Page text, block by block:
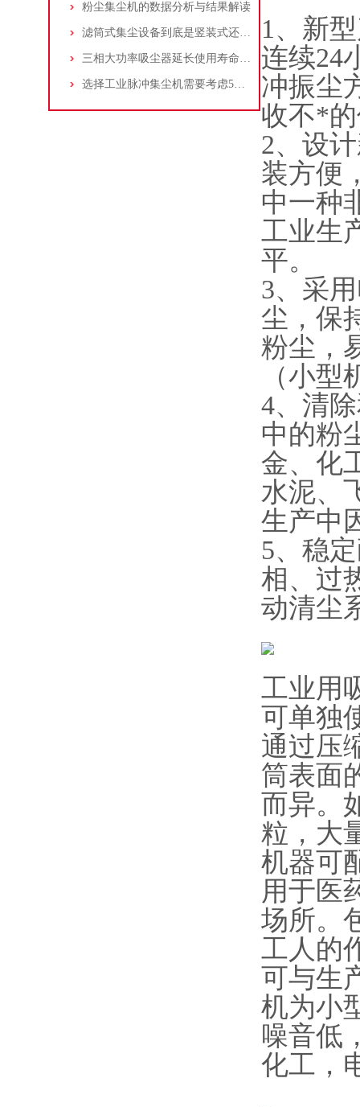
粉尘集尘机的数据分析与结果解读
滤筒式集尘设备到底是竖装式还是横装式？
三相大功率吸尘器延长使用寿命的建议
选择工业脉冲集尘机需要考虑5大因素,你都了解吗?
1、新
连续24
冲振尘
收不*
2、设
装方便
中一种
工业生
平。
3、采
尘，保
粉尘，
（小
4、清
中的粉
金、化
水泥、
生产中
5、稳
相、过
动清尘
工业用
可单独
通过压
筒表面
而异。
粒，大
机器可
用于医
场所。
工人的
可与生
机为小
噪音低
化工，